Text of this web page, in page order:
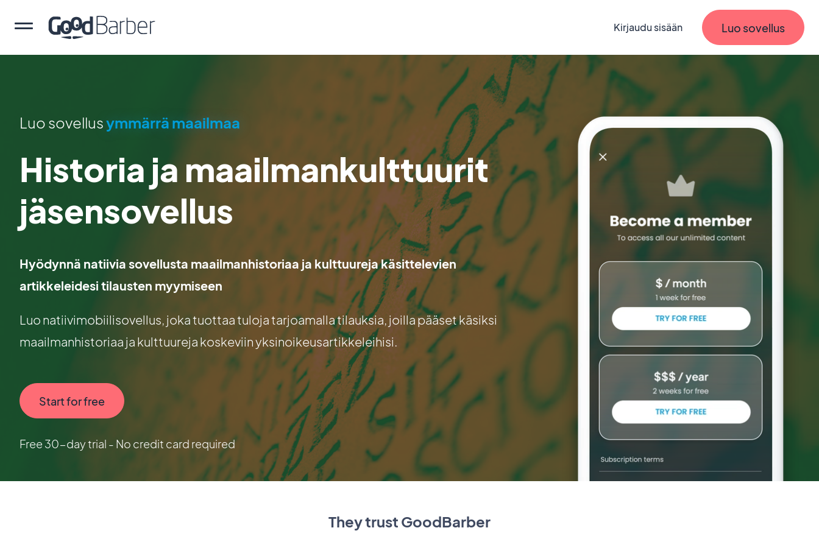
Kirjaudu sisään Luo sovellus
Luo sovellusymmärrä maailmaa
Historia ja maailmankulttuurit
jäsensovellus
Hyödynnä natiivia sovellusta maailmanhistoriaa ja kulttuureja käsittelevien
artikkeleidesi tilausten myymiseen
Luo natiivimobiilisovellus, joka tuottaa tuloja tarjoamalla tilauksia, joilla pääset käsiksi
maailmanhistoriaa ja kulttuureja koskeviin yksinoikeusartikkeleihisi.
Start for free
Free 30-day trial - No credit card required
They trust GoodBarber